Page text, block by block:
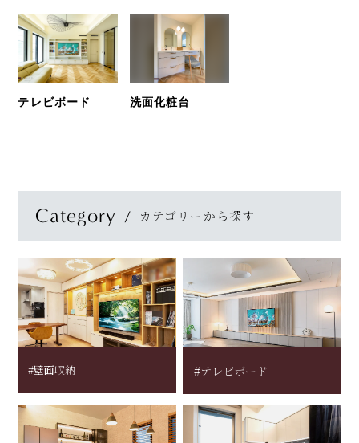
テレビボード 洗面化粧台
Category カテゴリーから探す
#壁面収納 #テレビボード